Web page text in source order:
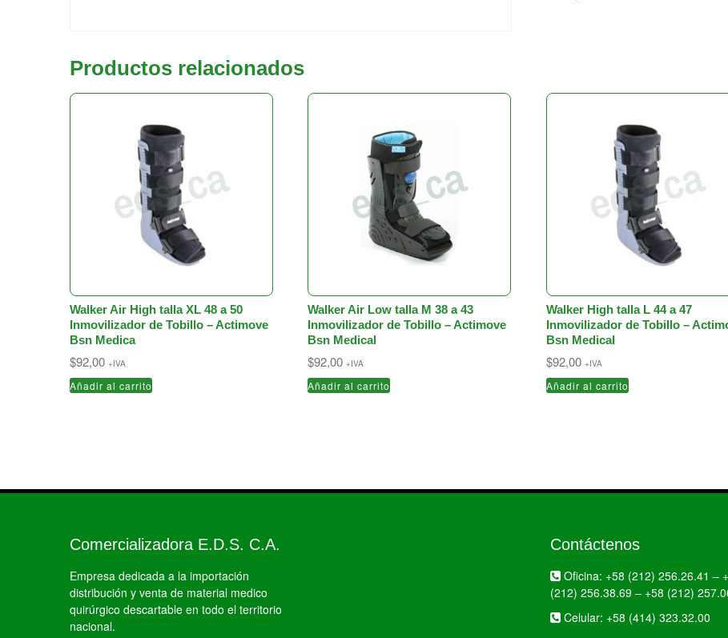
Productos relacionados
Walker Air High talla XL 48 a 50
Inmovilizador de Tobillo – Actimove
Bsn Medica
$92,00 +IVA
Añadir al carrito
Walker Air Low talla M 38 a 43
Inmovilizador de Tobillo – Actimove
Bsn Medical
$92,00 +IVA
Añadir al carrito
Walker High talla L 44 a 47
Inmovilizador de Tobillo –
Bsn Medical
$92,00 +IVA
Añadir al carrito
Comercializadora E.D.S. C.A.
Empresa dedicada a la importación
distribución y venta de material medico
quirúrgico descartable en todo el territorio
nacional.
Contáctenos
Oficina: +58 (212) 256.26.41 –
(212) 256.38.69 – +58 (212)
Celular: +58 (414) 323.32.00